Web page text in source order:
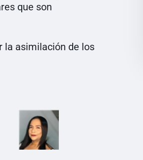
que son
la asimilación de los